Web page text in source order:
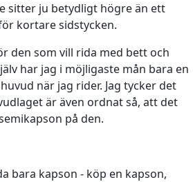
sitter ju betydligt högre än ett
kortare sidstycken.
den som vill rida med bett och
har jag i möjligaste mån bara en
när jag rider. Jag tycker det
är även ordnat så, att det
på den.
bara kapson - köp en kapson,